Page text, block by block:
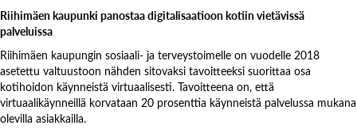
Riihimäen kaupunki panostaa digitalisaatioon kotiin vietävissä
palveluissa
Riihimäen kaupungin sosiaali- ja terveystoimelle on vuodelle 2018
asetettu valtuustoon nähden sitovaksi tavoitteeksi suorittaa osa
kotihoidon käynneistä virtuaalisesti. Tavoitteena on, että
virtuaalikäynneillä korvataan 20 prosenttia käynneistä palvelussa mukana
olevilla asiakkailla.